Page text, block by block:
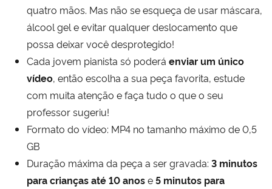
quatro mãos. Mas não se esqueça de usar máscara,
álcool gel e evitar qualquer deslocamento que
possa deixar você desprotegido!
Cada jovem pianista só poderá enviar um único
vídeo, então escolha a sua peça favorita, estude
com muita atenção e faça tudo o que o seu
professor sugeriu!
Formato do vídeo: MP4 no tamanho máximo de 0,5
GB
Duração máxima da peça a ser gravada: 3 minutos
para criançasaté 10 anose5 minutos para